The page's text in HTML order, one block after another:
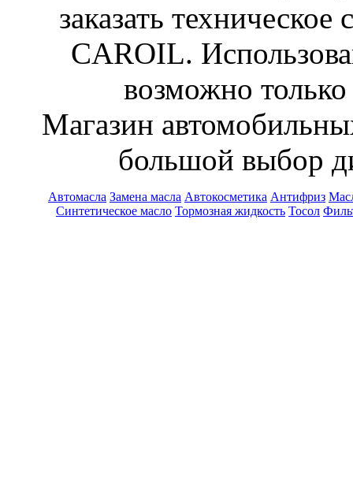
заказать
CAROIL.
возможно
Магазин
большой выбор
Автомасла Замена масла Автокосметика Антифриз
Синтетическое масло Тормозная жидкость Тосол